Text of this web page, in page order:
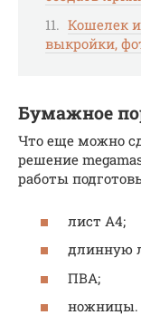
Кошелек
выкройки,
Бумажное
Что еще можно
решение
работы
лист А4;
длинную
ПВА;
ножницы.